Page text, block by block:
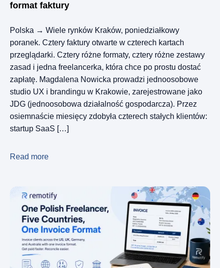
format faktury
Polska → Wiele rynków Kraków, poniedziałkowy
poranek. Cztery faktury otwarte w czterech kartach
przeglądarki. Cztery różne formaty, cztery różne zestawy
zasad i jedna freelancerka, która chce po prostu dostać
zapłatę. Magdalena Nowicka prowadzi jednoosobowe
studio UX i brandingu w Krakowie, zarejestrowane jako
JDG (jednoosobowa działalność gospodarcza). Przez
osiemnaście miesięcy zdobyła czterech stałych klientów:
startup SaaS […]
Read more